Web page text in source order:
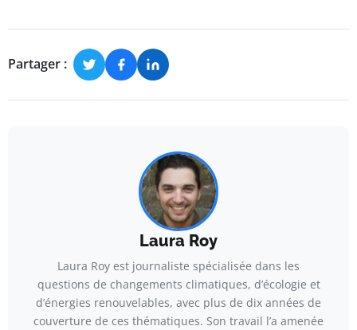
Partager :
Laura Roy
Laura Roy est journaliste spécialisée dans les
questions de changements climatiques, d’écologie et
d’énergies renouvelables, avec plus de dix années de
couverture de ces thématiques. Son travail l’a amenée